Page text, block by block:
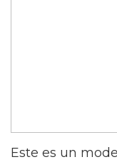
Este es un